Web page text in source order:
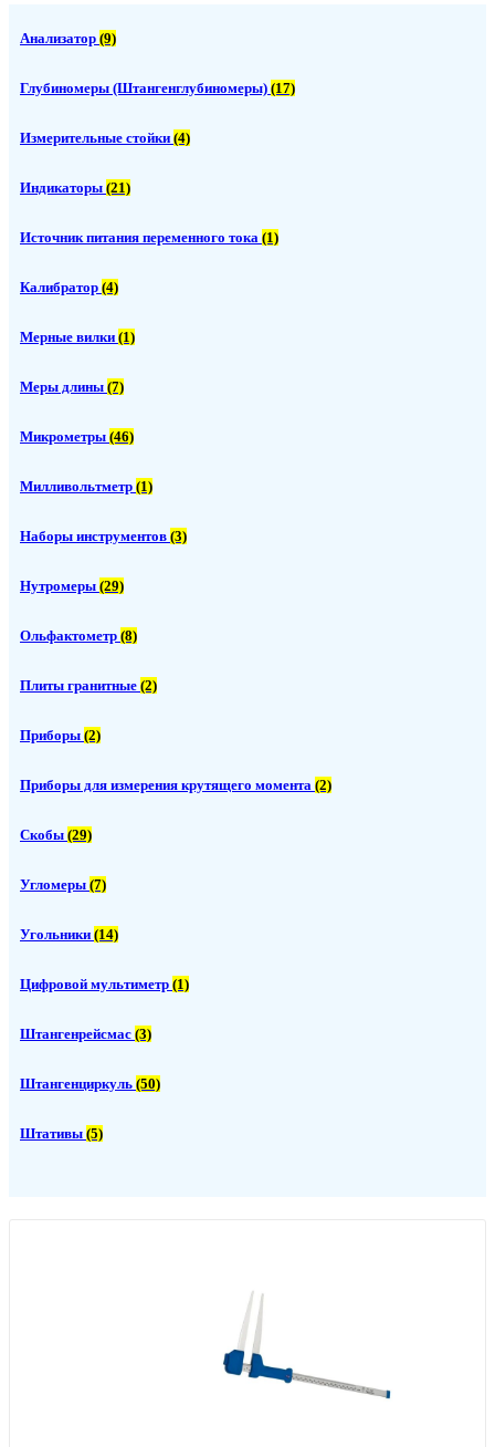
Анализатор (9)
Глубиномеры (Штангенглубиномеры) (17)
Измерительные стойки (4)
Индикаторы (21)
Источник питания переменного тока (1)
Калибратор (4)
Мерные вилки (1)
Меры длины (7)
Микрометры (46)
Милливольтметр (1)
Наборы инструментов (3)
Нутромеры (29)
Ольфактометр (8)
Плиты гранитные (2)
Приборы (2)
Приборы для измерения крутящего момента (2)
Скобы (29)
Угломеры (7)
Угольники (14)
Цифровой мультиметр (1)
Штангенрейсмас (3)
Штангенциркуль (50)
Штативы (5)